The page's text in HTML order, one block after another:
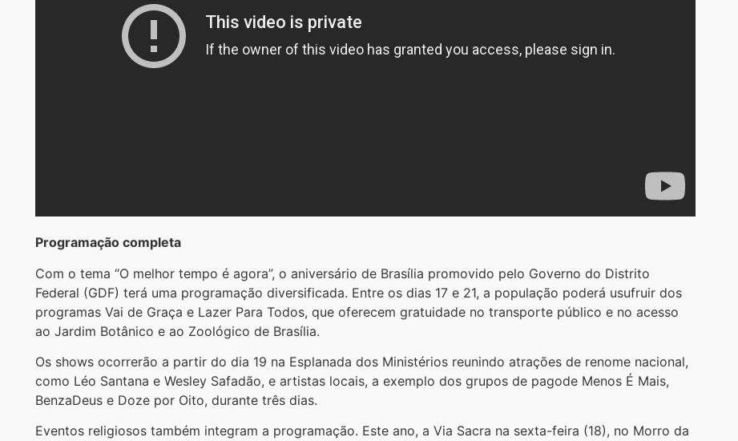
Programação completa
Com o tema “O melhor tempo é agora”, o aniversário de Brasília promovido pelo Governo do Distrito
Federal (GDF) terá uma programação diversificada. Entre os dias 17 e 21, a população poderá usufruir dos
programas Vai de Graça e Lazer Para Todos, que oferecem gratuidade no transporte público e no acesso
ao Jardim Botânico e ao Zoológico de Brasília.
Os shows ocorrerão a partir do dia 19 na Esplanada dos Ministérios reunindo atrações de renome nacional,
como Léo Santana e Wesley Safadão, e artistas locais, a exemplo dos grupos de pagode Menos É Mais,
BenzaDeus e Doze por Oito, durante três dias.
Eventos religiosos também integram a programação. Este ano, a Via Sacra na sexta-feira (18), no Morro da